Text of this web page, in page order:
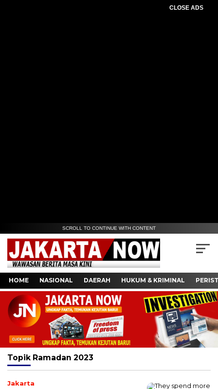
CLOSE ADS
SCROLL TO CONTINUE WITH CONTENT
HOME NASIONAL DAERAH HUKUM & KRIMINAL
Topik Ramadan 2023
Jakarta